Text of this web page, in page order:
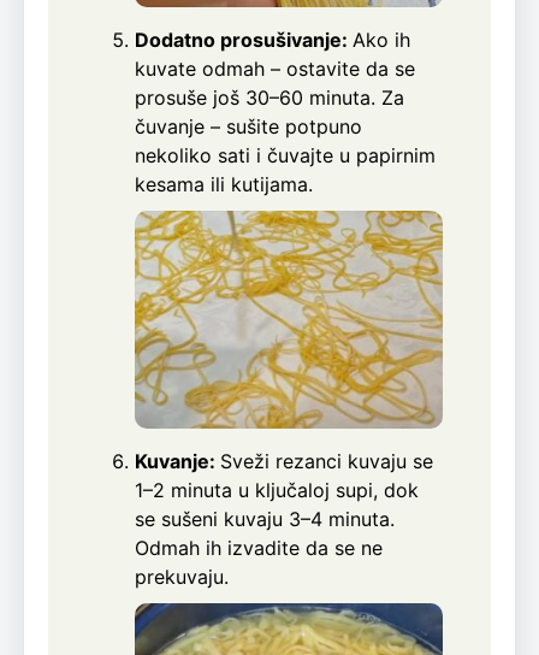
Dodatno prosušivanje: Ako ih
kuvate odmah – ostavite da se
prosuše još 30–60 minuta. Za
čuvanje – sušite potpuno
nekoliko sati i čuvajte u papirnim
kesama ili kutijama.
Kuvanje: Sveži rezanci kuvaju se
1–2 minuta u ključaloj supi, dok
se sušeni kuvaju 3–4 minuta.
Odmah ih izvadite da se ne
prekuvaju.